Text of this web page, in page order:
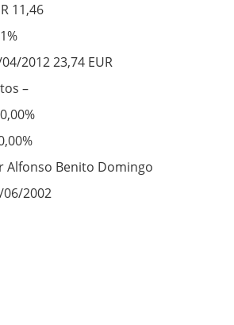
11,46
2012 23,74 EUR
–
Alfonso Benito Domingo
06/2002